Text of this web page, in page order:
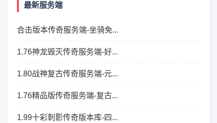
最新服务端
合击版本传奇服务端-坐骑免...
1.76神龙毁灭传奇服务端-好...
1.80战神复古传奇服务端-元...
1.76精品版传奇服务端-复古...
1.99十彩刺影传奇版本库-四...